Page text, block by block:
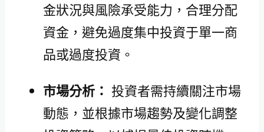
金狀況與風險承受能力，合理分配
資金，避免過度集中投資于單一商
品或過度投資。
市場分析： 投資者需持續關注市場
動態，並根據市場趨勢及變化調整